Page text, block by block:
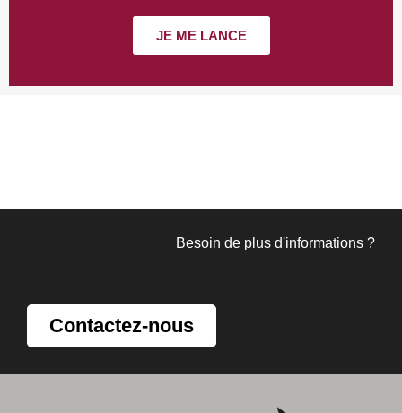
JE ME LANCE
Besoin de plus d'informations ?
Contactez-nous